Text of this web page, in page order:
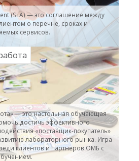
(SLA) — это соглашение между
о перечне, сроках и
сервисов.
— это настольная обучающая
достичь эффективного
«поставщик-покупатель»
лабораторного рынка. Игра
клиентов и партнеров ОМБ с